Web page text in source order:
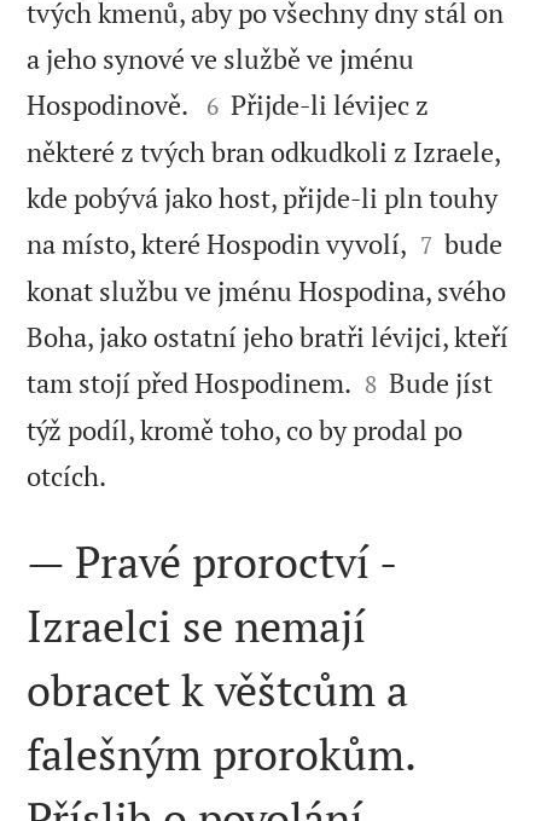
tvých kmenů, aby po všechny dny stál on
a jeho synové ve službě ve jménu
Hospodinově. 

6 Přijde-li lévijec z
některé z tvých bran odkudkoli z Izraele,
kde pobývá jako host, přijde-li pln touhy
na místo, které Hospodin vyvolí, 

7 bude
konat službu ve jménu Hospodina, svého
Boha, jako ostatní jeho bratři lévijci, kteří
tam stojí před Hospodinem. 

8 Bude jíst
týž podíl, kromě toho, co by prodal po
otcích.
— Pravé proroctví -
Izraelci se nemají
obracet k věštcům a
falešným prorokům.